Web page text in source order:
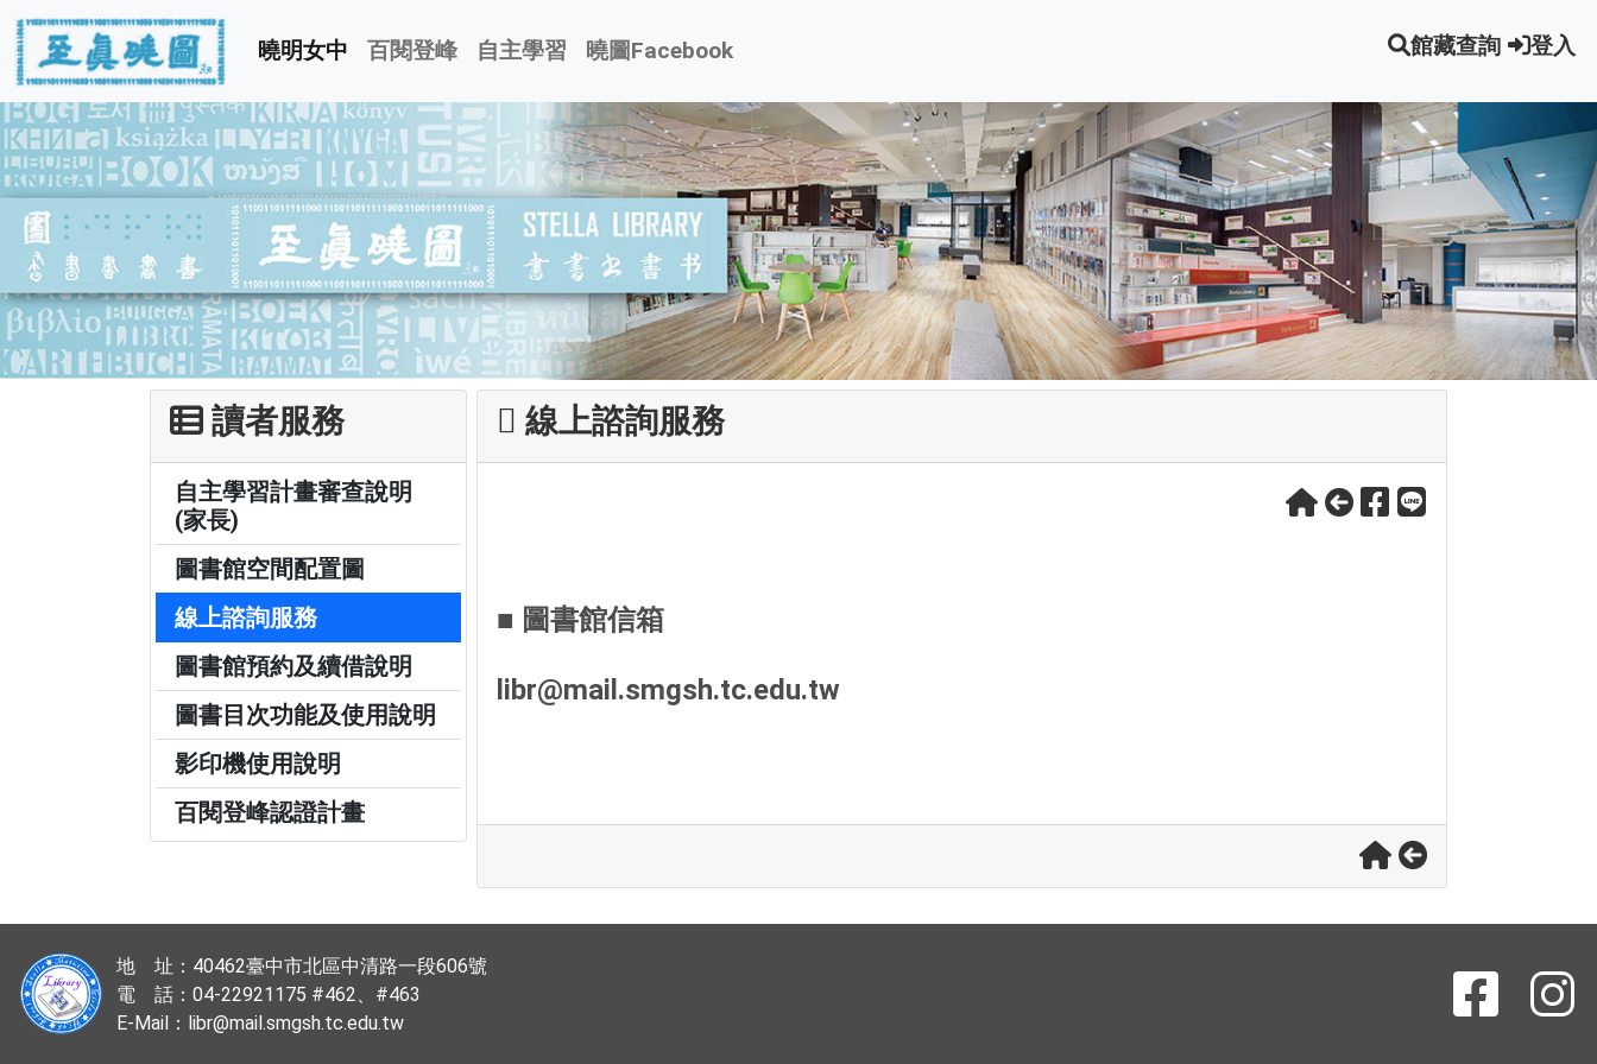
曉明女中 百閱登峰 自主學習 曉圖Facebook 館藏查詢 登入
讀者服務
自主學習計畫審查說明
(家長)
圖書館空間配置圖
線上諮詢服務
圖書館預約及續借說明
圖書目次功能及使用說明
影印機使用說明
百閱登峰認證計畫
線上諮詢服務
■ 圖書館信箱
libr@mail.smgsh.tc.edu.tw
地 址：40462臺中市北區中清路一段606號
電 話：04-22921175 #462、#463
E-Mail：libr@mail.smgsh.tc.edu.tw